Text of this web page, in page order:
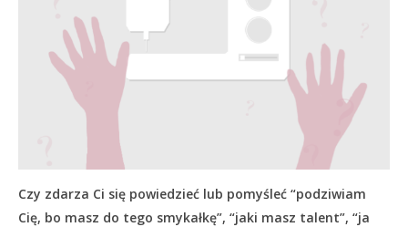
Czy zdarza Ci się powiedzieć lub pomyśleć “podziwiam
Cię, bo masz do tego smykałkę”, “jaki masz talent”, “ja